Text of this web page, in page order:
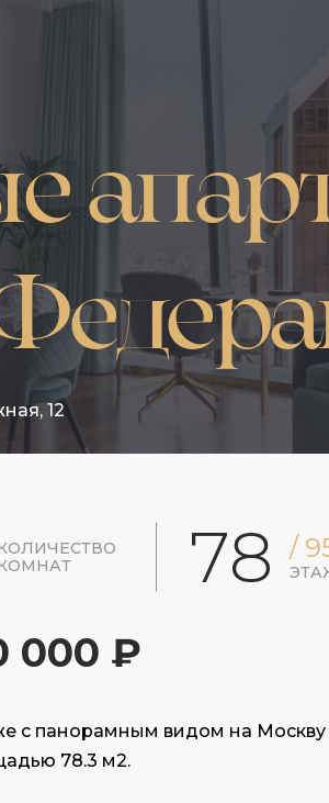
12
78 /
000 ₽
с панорамным видом на
78.3 м2.